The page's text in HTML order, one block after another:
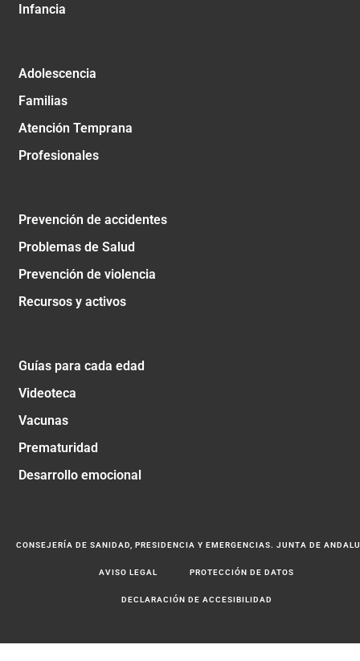
Infancia
Adolescencia
Familias
Atención Temprana
Profesionales
Prevención de accidentes
Problemas de Salud
Prevención de violencia
Recursos y activos
Guías para cada edad
Videoteca
Vacunas
Prematuridad
Desarrollo emocional
CONSEJERÍA DE SANIDAD, PRESIDENCIA Y EMERGENCIAS. JUNTA DE
AVISO LEGAL PROTECCIÓN DE DATOS
DECLARACIÓN DE ACCESIBILIDAD